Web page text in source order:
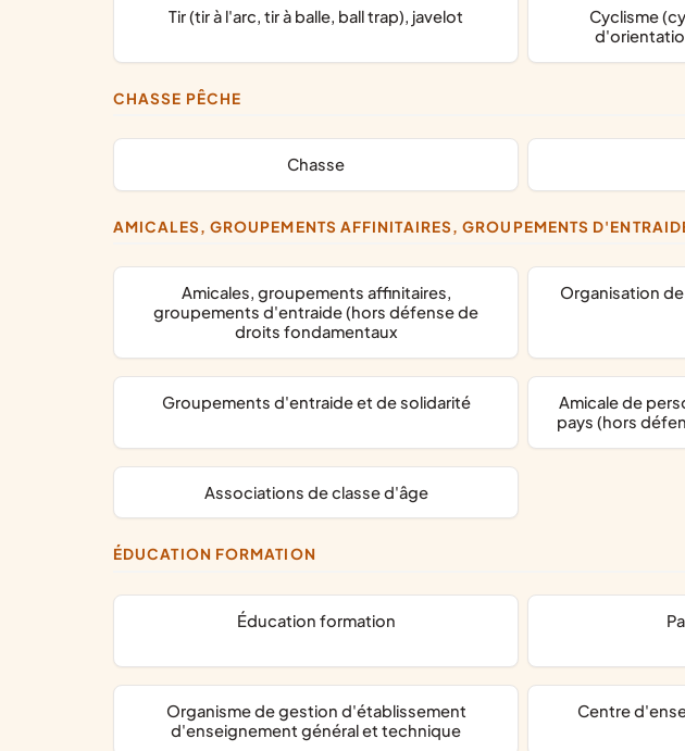
Tir (tir à l'arc, tir à balle, ball trap), javelot
Cyclisme (cyclisme, vélo, VTT, course
CHASSE PÊCHE
chasse
AMICALES, GROUPEMENTS AFFINITAIRES, GROUPEMENTS
amicales, groupements affinitaires,
groupements d'entraide (hors défense de
droits fondamentaux
organisation de professions (hors caractère
groupements d'entraide et de solidarité
amicale de personnes originaires d'un même
pays (hors
associations de classe d'âge
ÉDUCATION FORMATION
éducation formation
organisme de gestion d'établissement
d'enseignement général et technique
centre